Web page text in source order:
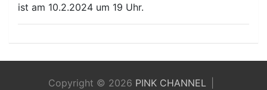
ist am 10.2.2024 um 19 Uhr.
Copyright © 2026 PINK CHANNEL